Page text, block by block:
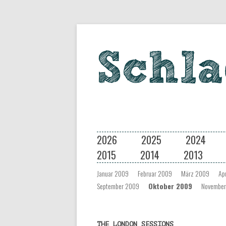
Schlagseite
2026 2025 2024
2015
2014 2013
Januar 2009 Februar 2009 März 2009
September 2009
Oktober 2009
THE LONDON SESSIONS